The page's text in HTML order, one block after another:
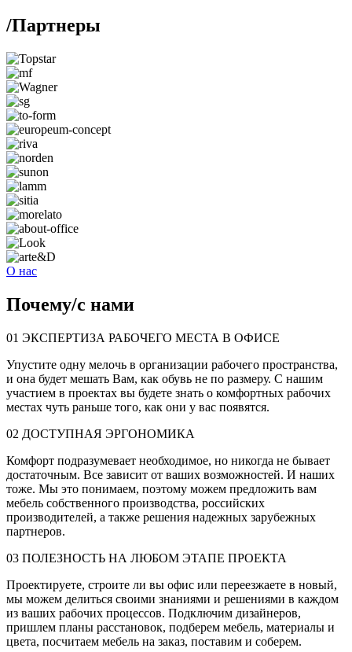
/Партнеры
О нас
Почему/с нами
01 ЭКСПЕРТИЗА РАБОЧЕГО МЕСТА В ОФИСЕ
Упустите одну мелочь в организации рабочего пространства,
и она будет мешать Вам, как обувь не по размеру. С нашим
участием в проектах вы будете знать о комфортных рабочих
местах чуть раньше того, как они у вас появятся.
02 ДОСТУПНАЯ ЭРГОНОМИКА
Комфорт подразумевает необходимое, но никогда не бывает
достаточным. Все зависит от ваших возможностей. И наших
тоже. Мы это понимаем, поэтому можем предложить вам
мебель собственного производства, российских
производителей, а также решения надежных зарубежных
партнеров.
03 ПОЛЕЗНОСТЬ НА ЛЮБОМ ЭТАПЕ ПРОЕКТА
Проектируете, строите ли вы офис или переезжаете в новый,
мы можем делиться своими знаниями и решениями в каждом
из ваших рабочих процессов. Подключим дизайнеров,
пришлем планы расстановок, подберем мебель, материалы и
цвета, посчитаем мебель на заказ, поставим и соберем.